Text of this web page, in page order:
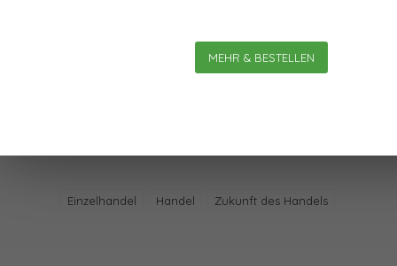
MEHR & BESTELLEN
Einzelhandel Handel Zukunft des Handels